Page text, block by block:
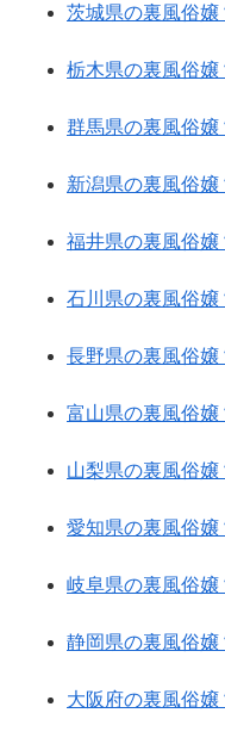
茨城県の裏風俗
栃木県の裏風俗
群馬県の裏風俗
新潟県の裏風俗
福井県の裏風俗
石川県の裏風俗
長野県の裏風俗
富山県の裏風俗
山梨県の裏風俗
愛知県の裏風俗
岐阜県の裏風俗
静岡県の裏風俗
大阪府の裏風俗